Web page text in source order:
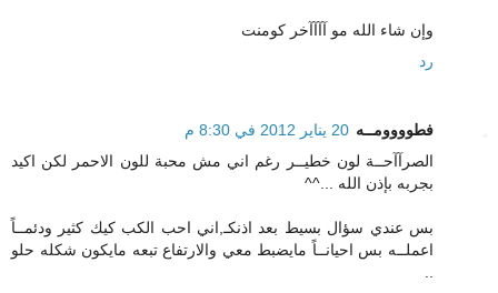
وإن شاء الله مو آآآآخر كومنت
رد
فطوووومــه 20 يناير 2012 في 8:30 م
الصرآآحــة لون خطيــر رغم اني مش محبة للون الاحمر لكن اكيد
بجربه بإذن الله ...^^
بس عندي سؤال بسيط بعد اذنكـ,اني احب الكب كيك كثير ودئمــاً
اعملــه بس احيانــاً مايضبط معي والارتفاع تبعه مايكون شكله حلو